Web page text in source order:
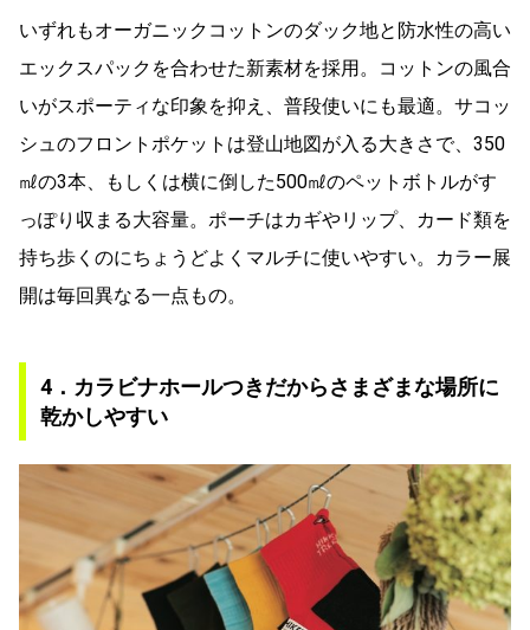
いずれもオーガニックコットンのダック地と防水性の高い
エックスパックを合わせた新素材を採用。コットンの風合
いがスポーティな印象を抑え、普段使いにも最適。サコッ
シュのフロントポケットは登山地図が入る大きさで、350
㎖の3本、もしくは横に倒した500㎖のペットボトルがす
っぽり収まる大容量。ポーチはカギやリップ、カード類を
持ち歩くのにちょうどよくマルチに使いやすい。カラー展
開は毎回異なる一点もの。
4．カラビナホールつきだからさまざまな場所に
乾かしやすい